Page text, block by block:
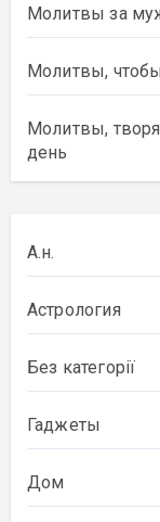
Молитвы за
Молитвы,
Молитвы,
день
А.н.
Астрология
Без категорії
Гаджеты
Дом